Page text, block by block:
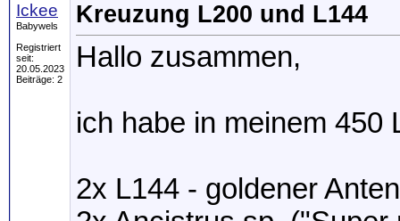
Ickee
Babywels
Registriert
seit:
20.05.2023
Beiträge: 2
Kreuzung L200 und L144
Hallo zusammen,
ich habe in meinem 450
2x L144 - goldener